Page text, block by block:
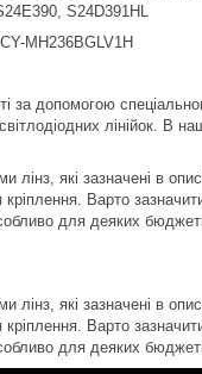
S24D391HL
MH236BGLV1H
за допомогою
лінійок. В
які зазначені в
Варто
для деяких
які зазначені в
Варто
для деяких